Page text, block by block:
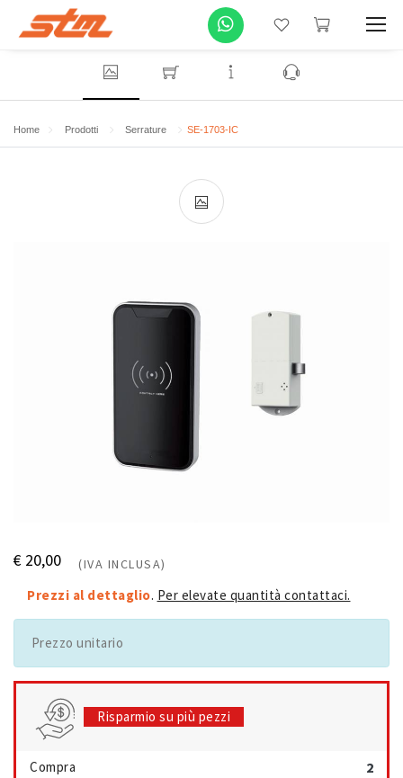
Home Prodotti Serrature SE-1703-IC
€ 20,00 (IVA INCLUSA)
Prezzi al dettaglio. Per elevate quantità contattaci.
Prezzo unitario
Risparmio su più pezzi
Compra 2